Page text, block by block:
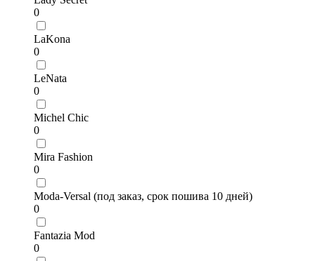
0
LaKona
0
LeNata
0
Michel Chic
0
Mira Fashion
0
Moda-Versal (под заказ, срок пошива 10 дней)
0
Fantazia Mod
0